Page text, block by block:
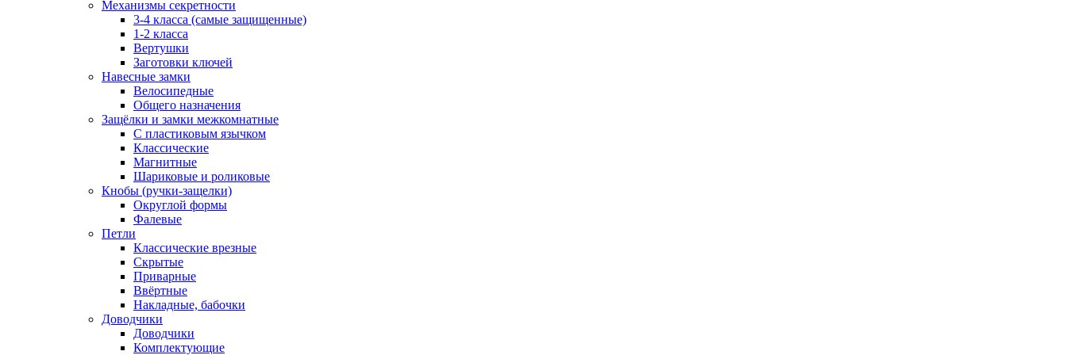
Механизмы секретности
3-4 класса (самые защищенные)
1-2 класса
Вертушки
Заготовки ключей
Навесные замки
Велосипедные
Общего назначения
Защёлки и замки межкомнатные
С пластиковым язычком
Классические
Магнитные
Шариковые и роликовые
Кнобы (ручки-защелки)
Округлой формы
Фалевые
Петли
Классические врезные
Скрытые
Приварные
Ввёртные
Накладные, бабочки
Доводчики
Доводчики
Комплектующие